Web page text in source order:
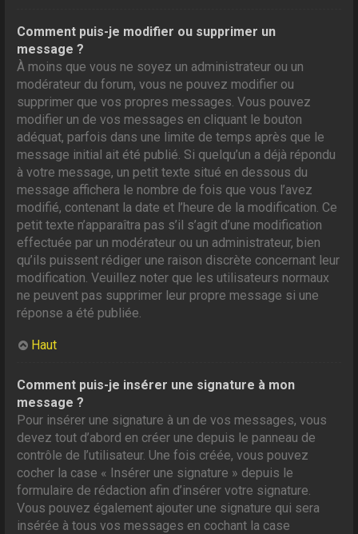
Comment puis-je modifier ou supprimer un
message ?
À moins que vous ne soyez un administrateur ou un
modérateur du forum, vous ne pouvez modifier ou
supprimer que vos propres messages. Vous pouvez
modifier un de vos messages en cliquant le bouton
adéquat, parfois dans une limite de temps après que le
message initial ait été publié. Si quelqu’un a déjà répondu
à votre message, un petit texte situé en dessous du
message affichera le nombre de fois que vous l’avez
modifié, contenant la date et l’heure de la modification. Ce
petit texte n’apparaîtra pas s’il s’agit d’une modification
effectuée par un modérateur ou un administrateur, bien
qu’ils puissent rédiger une raison discrète concernant leur
modification. Veuillez noter que les utilisateurs normaux
ne peuvent pas supprimer leur propre message si une
réponse a été publiée.
Haut
Comment puis-je insérer une signature à mon
message ?
Pour insérer une signature à un de vos messages, vous
devez tout d’abord en créer une depuis le panneau de
contrôle de l’utilisateur. Une fois créée, vous pouvez
cocher la case « Insérer une signature » depuis le
formulaire de rédaction afin d’insérer votre signature.
Vous pouvez également ajouter une signature qui sera
insérée à tous vos messages en cochant la case